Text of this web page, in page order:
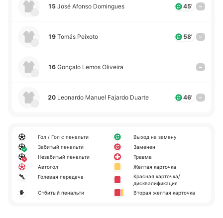
15 José Afonso Domingues 45' –
19 Tomás Peixoto 58' –
16 Gonçalo Lemos Oliveira –
20 Leonardo Manuel Fajardo Duarte 46' –
Гол / Гол с пенальти
Забитый пенальти
Незабитый пенальти
Автогол
Голевая передача
Отбитый пенальти
Выход на замену
Заменен
Травма
Желтая карточка
Красная карточка/
дисквалификация
Вторая желтая карточка